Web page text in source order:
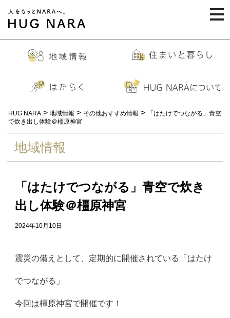
HUG NARA > 地域情報 > その他おすすめ情報 >
「はたけでつながる」青空
で炊き出し体験＠橿原神宮
地域情報
「はたけでつながる」青空で炊き
出し体験＠橿原神宮
2024年10月10日
震災の備えとして、定期的に開催されている「はたけ
でつながる」
今回は橿原神宮で開催です！